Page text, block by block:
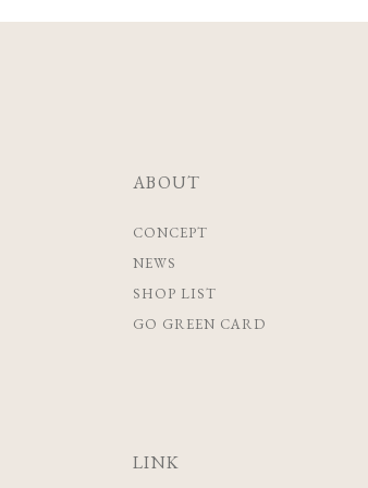
ABOUT
CONCEPT
NEWS
SHOP LIST
GO GREEN CARD
LINK